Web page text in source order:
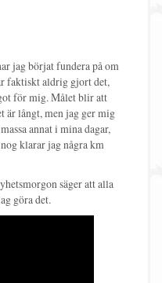
jag börjat fundera på om
faktiskt aldrig gjort det,
för mig. Målet blir att
är långt, men jag ger mig
annat i mina dagar,
klarar jag några km
säger att alla
göra det.